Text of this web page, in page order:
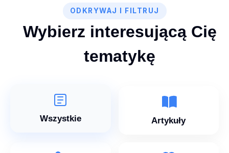
ODKRYWAJ I FILTRUJ
Wybierz interesującą Cię
tematykę
Wszystkie Artykuły